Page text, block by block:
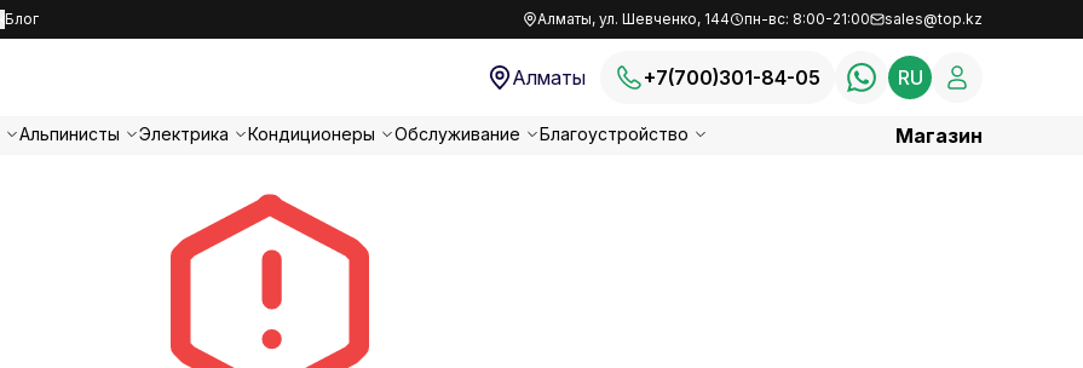
Блог Алматы, ул. Шевченко, 144 пн-вс: 8:00-21:00 sales@top.kz
Алматы +7(700)301-84-05 RU
Альпинисты Электрика Кондиционеры Обслуживание Благоустройство Магазин